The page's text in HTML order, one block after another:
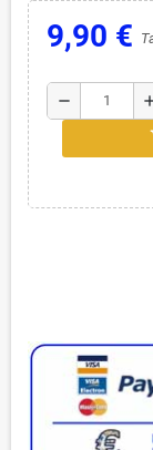
9,90 €
remove